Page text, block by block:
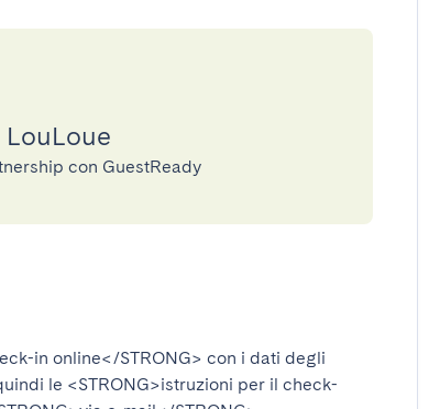
con GuestReady
in online</STRONG> con i dati degli
le <STRONG>istruzioni per il check-